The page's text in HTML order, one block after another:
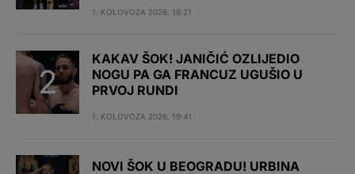
1. KOLOVOZA 2026. 18:21
KAKAV ŠOK! JANIČIĆ OZLIJEDIO
NOGU PA GA FRANCUZ UGUŠIO U
PRVOJ RUNDI
1. KOLOVOZA 2026. 19:41
NOVI ŠOK U BEOGRADU! URBINA